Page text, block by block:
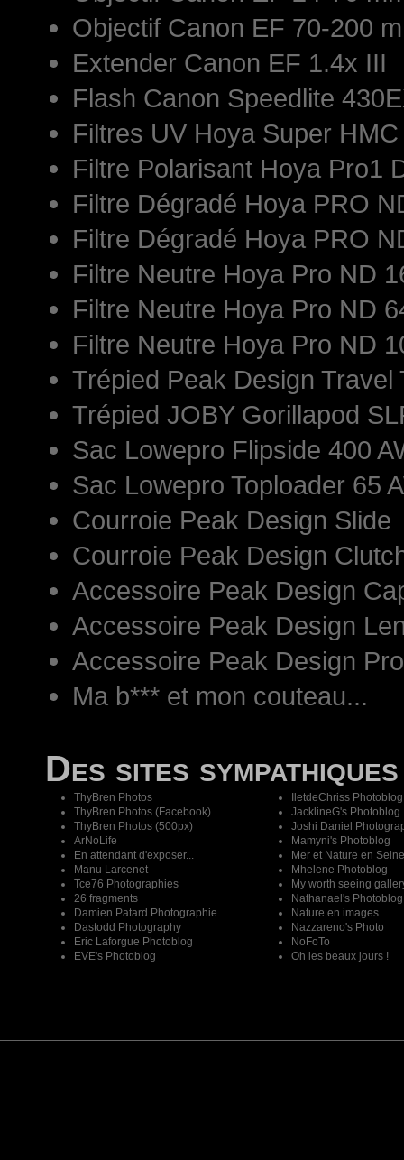
Objectif Canon EF 70-200
Extender Canon EF 1.4x III
Flash Canon Speedlite
Filtres UV Hoya Super
Filtre Polarisant Hoya Pro1
Filtre Dégradé Hoya PRO
Filtre Dégradé Hoya PRO
Filtre Neutre Hoya Pro ND
Filtre Neutre Hoya Pro ND
Filtre Neutre Hoya Pro ND
Trépied Peak Design Travel
Trépied JOBY Gorillapod
Sac Lowepro Flipside 400
Sac Lowepro Toploader 65
Courroie Peak Design Slide
Courroie Peak Design
Accessoire Peak Design
Accessoire Peak Design
Accessoire Peak Design
Ma b*** et mon couteau...
Des sites sympathiques
ThyBren Photos
ThyBren Photos (Facebook)
ThyBren Photos (500px)
ArNoLife
En attendant d'exposer...
Manu Larcenet
Tce76 Photographies
26 fragments
Damien Patard Photographie
Dastodd Photography
Eric Laforgue Photoblog
EVE's Photoblog
IletdeChriss Photoblog
JacklineG's Photoblog
Joshi Daniel
Mamyni's Photoblog
Mer et Nature en Seine
Mhelene Photoblog
My worth seeing
Nathanael's Photoblog
Nature en images
Nazzareno's Photo
NoFoTo
Oh les beaux jours !